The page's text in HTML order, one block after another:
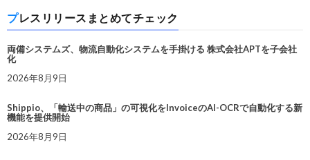
プレスリリースまとめてチェック
両備システムズ、物流自動化システムを手掛ける 株式会社APTを子会社
化
2026年8月9日
Shippio、「輸送中の商品」の可視化をInvoiceのAI-OCRで自動化する新
機能を提供開始
2026年8月9日